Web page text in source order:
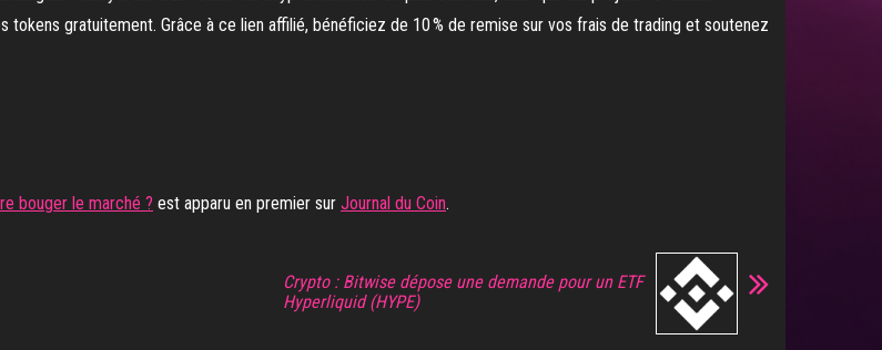
gratuitement. Grâce à ce lien affilié, bénéficiez de 10 % de remise sur vos frais de trading et soutenez
bouger le marché ? est apparu en premier sur Journal du Coin.
Crypto : Bitwise dépose une demande pour un ETF
Hyperliquid (HYPE)